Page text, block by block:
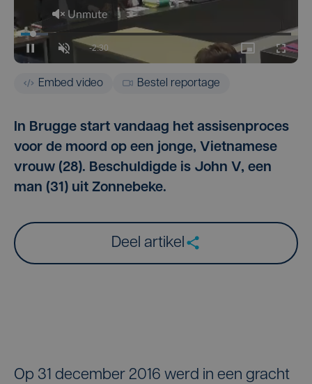
Embed video Bestel reportage
In Brugge start vandaag het assisenproces
voor de moord op een jonge, Vietnamese
vrouw (28). Beschuldigde is John V, een
man (31) uit Zonnebeke.
Deel artikel
Op 31 december 2016 werd in een gracht